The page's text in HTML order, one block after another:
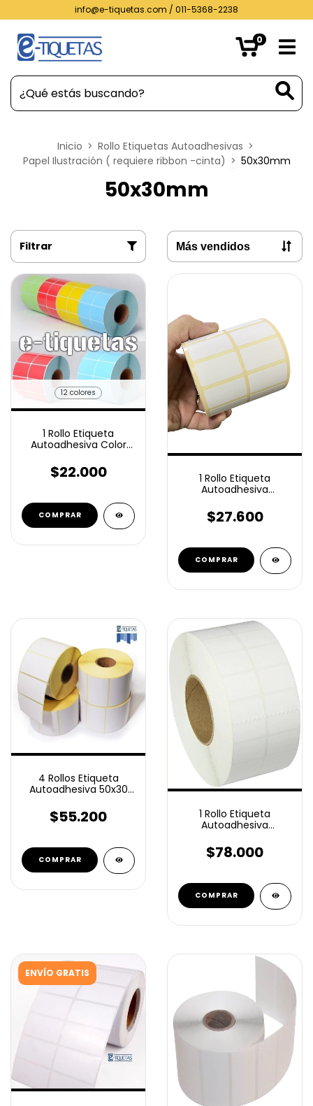
info@e-tiquetas.com / 011-5368-2238
0
Inicio > Rollo Etiquetas Autoadhesivas >
Papel Ilustración ( requiere ribbon -cinta) > 50x30mm
50x30mm
Filtrar
12 colores
1 Rollo Etiqueta
Autoadhesiva Color
Ilustración
$22.000
COMPRAR
1 Rollo Etiqueta
Autoadhesiva
3000 U
$27.600
4 Rollos Etiqueta
Autoadhesiva 50x30
c/u
$55.200
1 Rollo Etiqueta
Autoadhesiva
10000 U buje 76mm
$78.000
ENVÍO GRATIS